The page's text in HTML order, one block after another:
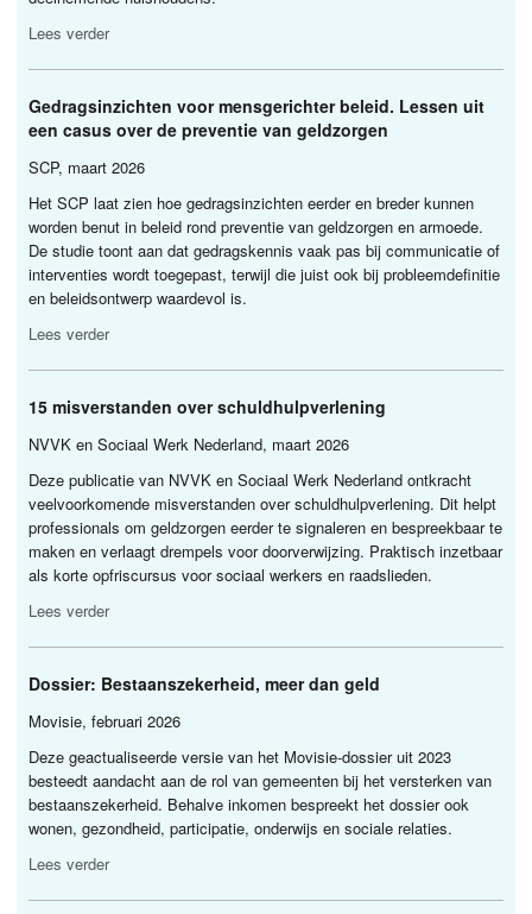
Lees verder
Gedragsinzichten voor mensgerichter beleid. Lessen uit
een casus over de preventie van geldzorgen
SCP, maart 2026
HetSCP laat zien hoe gedragsinzichten eerder en breder kunnen
worden benut in beleid rond preventie van geldzorgen en armoede.
De studie toont aan dat gedragskennis vaak pas bij communicatie of
interventies wordt toegepast, terwijl die juist ook bij probleemdefinitie
en beleidsontwerp waardevol is.
Lees verder
15 misverstanden over schuldhulpverlening
NVVK en Sociaal Werk Nederland, maart 2026
Deze publicatie van NVVK en Sociaal Werk Nederland ontkracht
veelvoorkomende misverstanden over schuldhulpverlening. Dit helpt
professionals om geldzorgen eerder te signaleren en bespreekbaar te
maken en verlaagt drempels voor doorverwijzing. Praktisch inzetbaar
als korte opfriscursus voor sociaal werkers en raadslieden.
Lees verder
Dossier: Bestaanszekerheid, meer dan geld
Movisie, februari 2026
Deze geactualiseerde versie van het Movisie-dossier uit 2023
besteedt aandacht aan de rol van gemeenten bij het versterken van
bestaanszekerheid. Behalve inkomen bespreekt het dossier ook
wonen, gezondheid, participatie, onderwijs en sociale relaties.
Lees verder